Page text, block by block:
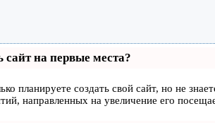
сайт на первые места?
планируете создать свой сайт, но не
направленных на увеличение его